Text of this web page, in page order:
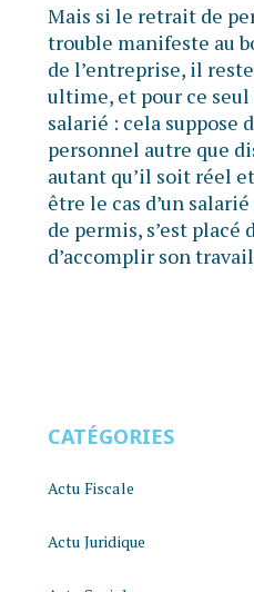
Mais si le retrait de
trouble manifeste au
de l’entreprise, il
ultime, et pour ce
salarié : cela suppose
personnel autre que
autant qu’il soit réel
être le cas d’un
de permis, s’est
d’accomplir son
CATÉGORIES
Actu Fiscale
Actu Juridique